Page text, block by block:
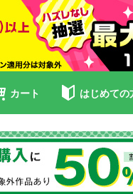
カート はじめての